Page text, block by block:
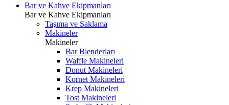
Bar ve Kahve Ekipmanları
Bar ve Kahve Ekipmanları
Taşıma ve Saklama
Makineler
Makineler
Bar Blenderları
Waffle Makineleri
Donut Makineleri
Kornet Makineleri
Krep Makineleri
Tost Makineleri